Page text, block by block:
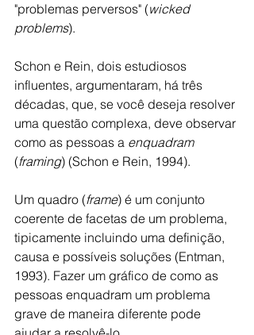
"problemas perversos" (wicked
problems).
Schon e Rein, dois estudiosos
influentes, argumentaram, há três
décadas, que, se você deseja resolver
uma questão complexa, deve observar
como as pessoas a enquadram
(framing) (Schon e Rein, 1994).
Um quadro (frame) é um conjunto
coerente de facetas de um problema,
tipicamente incluindo uma definição,
causa e possíveis soluções (Entman,
1993). Fazer um gráfico de como as
pessoas enquadram um problema
grave de maneira diferente pode